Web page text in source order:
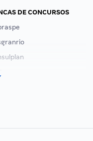
DE CONCURSOS